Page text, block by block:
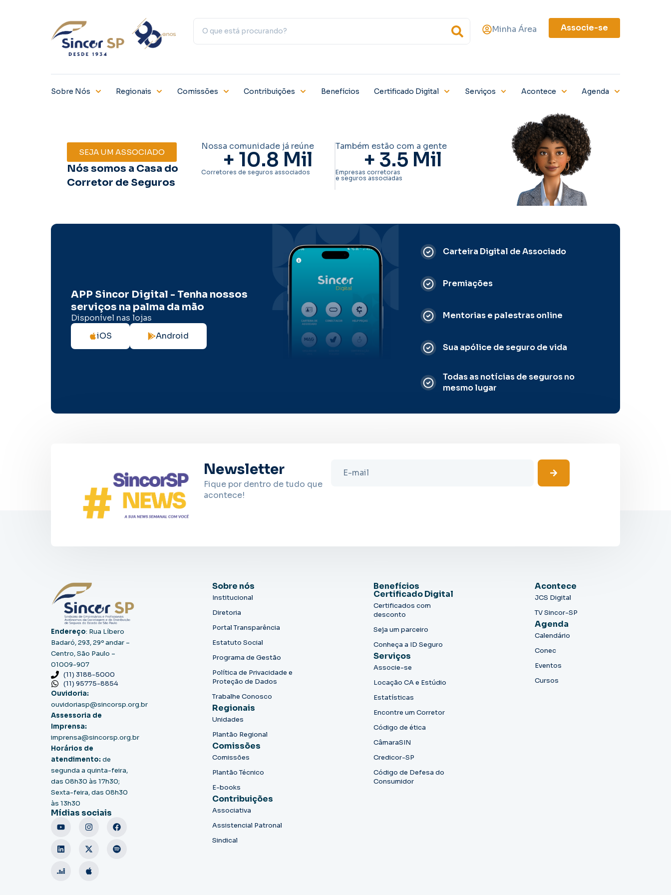
Minha Área Associe-se
Sobre Nós Regionais Comissões Contribuições Benefícios Certificado Digital Serviços Acontece Agenda
SEJA UM ASSOCIADO
Nós somos a Casa do
Corretor de Seguros
Nossa comunidade já reúne
+ 10.8 Mil
Corretores de seguros associados
Também estão com a gente
+ 3.5 Mil
Empresas corretoras
e seguros associadas
APP Sincor Digital - Tenha nossos
serviços na palma da mão
Disponível nas lojas
iOS
Android
Carteira Digital de Associado
Premiações
Mentorias e palestras online
Sua apólice de seguro de vida
Todas as notícias de seguros no
mesmo lugar
Newsletter
Fique por dentro de tudo que
acontece!
Endereço: Rua Líbero
Badaró, 293, 29º andar –
Centro, São Paulo –
01009-907
(11) 3188-5000
(11) 95775-8854
Ouvidoria:
ouvidoriasp@sincorsp.org.br
Assessoria de
Imprensa:
imprensa@sincorsp.org.br
Horários de
atendimento: de
segunda a quinta-feira,
das 08h30 às 17h30;
Sexta-feira, das 08h30
às 13h30
Mídias sociais
Sobre nós
Institucional
Diretoria
Portal Transparência
Estatuto Social
Programa de Gestão
Política de Privacidade e
Proteção de Dados
Trabalhe Conosco
Regionais
Unidades
Plantão Regional
Comissões
Comissões
Plantão Técnico
E-books
Contribuições
Associativa
Assistencial Patronal
Sindical
Benefícios
Certificado Digital
Certificados com
desconto
Seja um parceiro
Conheça a ID Seguro
Serviços
Associe-se
Locação CA e Estúdio
Estatísticas
Encontre um Corretor
Código de ética
CâmaraSIN
Credicor-SP
Código de Defesa do
Consumidor
Acontece
JCS Digital
TV Sincor-SP
Agenda
Calendário
Conec
Eventos
Cursos